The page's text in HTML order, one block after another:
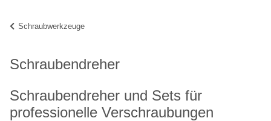
Schraubwerkzeuge
Schraubendreher
Schraubendreher und Sets für
professionelle Verschraubungen